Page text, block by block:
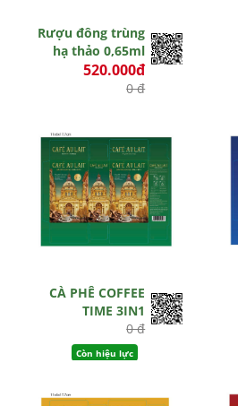
Rượu đông trùng
hạ thảo 0,65ml
520.000đ
0 đ
CÀ PHÊ COFFEE
TIME 3IN1
0 đ
Còn hiệu lực